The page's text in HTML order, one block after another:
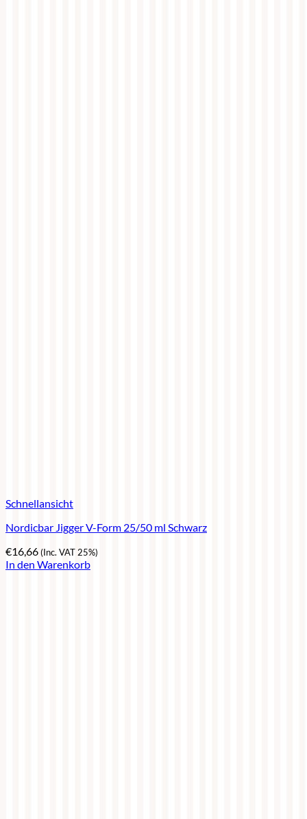
Schnellansicht
Nordicbar Jigger V-Form 25/50 ml Schwarz
€16,66(Inc. VAT 25%)
In den Warenkorb